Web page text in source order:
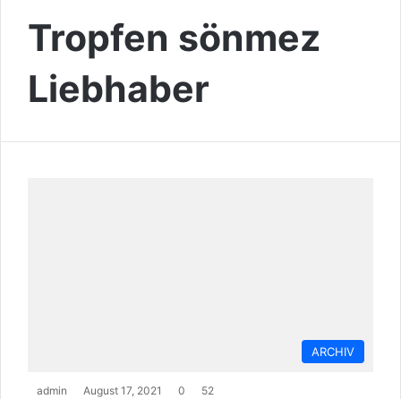
Tropfen sönmez
Liebhaber
ARCHIV
admin August 17, 2021 0 52